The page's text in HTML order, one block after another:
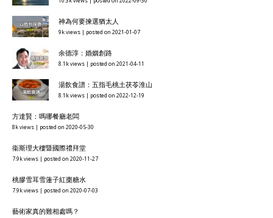
神為何要揀選猶太人
9k views posted on 2021-01-07
余德淳：婚姻創路
8.1k views posted on 2021-04-11
湯飲食譜：五指毛桃土茯苓淮山
8.1k views posted on 2022-12-19
方達賢：嗎哪餐廳老闆
8k views posted on 2020-05-30
衞斯理大樓暨國際禮拜堂
7.9k views posted on 2020-11-27
桃膠雪耳雪蓮子紅棗糖水
7.9k views posted on 2020-07-03
藝術家真的難相處嗎？